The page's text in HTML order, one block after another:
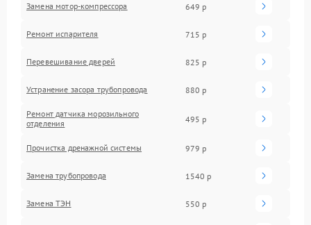
Замена мотор-компрессора 649 р
Ремонт испарителя 715 р
Перевешивание дверей 825 р
Устранение засора трубопровода 880 р
Ремонт датчика морозильного
отделения
495 р
Прочистка дренажной системы 979 р
Замена трубопровода 1540 р
Замена ТЭН 550 р